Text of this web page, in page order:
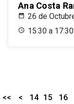
Ana Costa
26 de
15:30 a 17:30
<< < 14 15 16